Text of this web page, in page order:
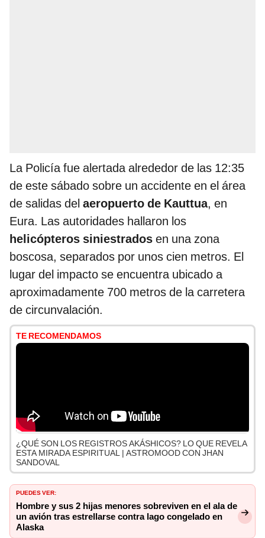
La Policía fue alertada alrededor de las 12:35
de este sábado sobre un accidente en el área
de salidas del aeropuerto de Kauttua, en
Eura. Las autoridades hallaron los
helicópteros siniestrados en una zona
boscosa, separados por unos cien metros. El
lugar del impacto se encuentra ubicado a
aproximadamente 700 metros de la carretera
de circunvalación.
TE RECOMENDAMOS
¿QUÉ SON LOS REGISTROS AKÁSHICOS? LO QUE REVELA
ESTA MIRADA ESPIRITUAL | ASTROMOOD CON JHAN
SANDOVAL
PUEDES VER:
Hombre y sus 2 hijas menores sobreviven en el ala de
un avión tras estrellarse contra lago congelado en
Alaska